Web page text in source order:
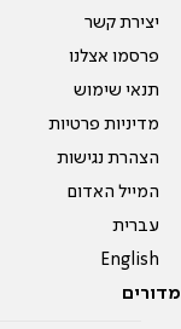
יצירת קשר
פרסמו אצלנו
תנאי שימוש
מדיניות פרטיות
הצהרת נגישות
המייל האדום
עברית
English
מדורים